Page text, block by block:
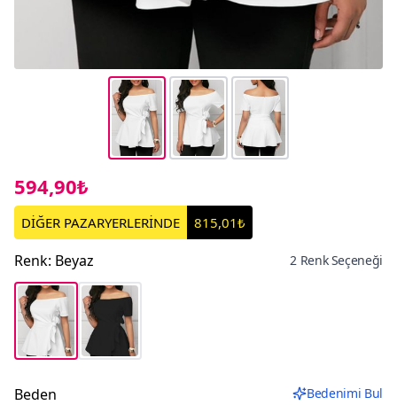
594,90₺
DİĞER PAZARYERLERİNDE 815,01₺
Renk: Beyaz 2 Renk Seçeneği
Beden Bedenimi Bul